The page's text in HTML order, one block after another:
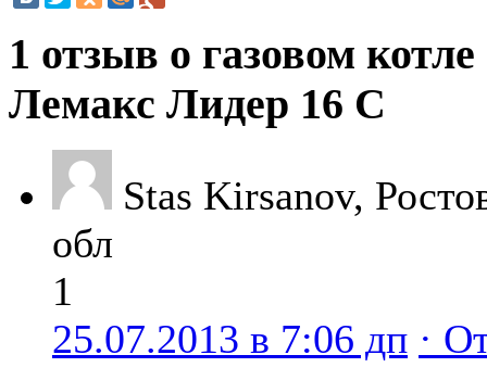
1 отзыв о газовом котле
Лемакс Лидер 16 С
Stas Kirsanov,
обл
1
25.07.2013 в 7:06 дп ·